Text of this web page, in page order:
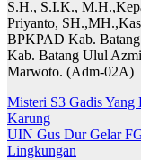
S.H., S.I.K.,
Priyanto,
BPKPAD Kab.
Kab. Batang Ulul
Marwoto. (Adm-02A)
Navigasi
pos
Misteri S3 Gadis
Karung
UIN Gus Dur Gelar
Lingkungan